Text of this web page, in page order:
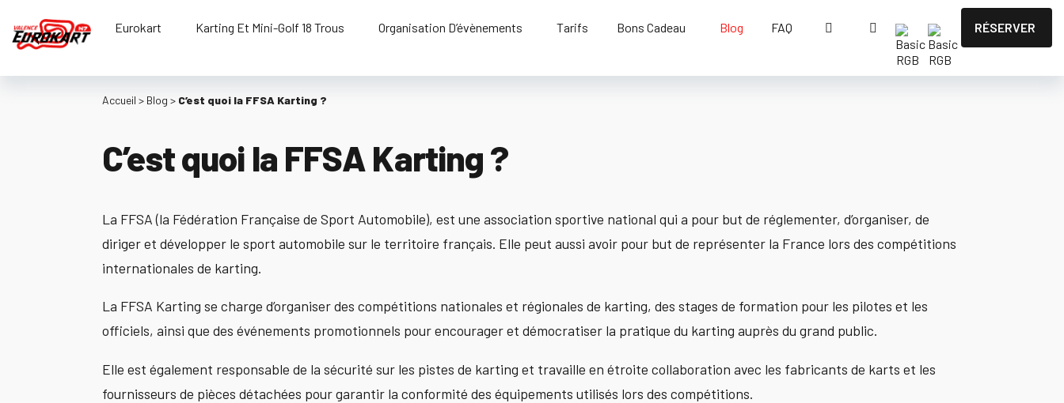
contenu Eurokart Karting Et Mini-Golf 18 Trous Organisation D’évènements Tarifs Bons Cadeau Blog FAQ RÉSERVER
Accueil > Blog > C’est quoi la FFSA Karting ?
C’est quoi la FFSA Karting ?
La FFSA (la Fédération Française de Sport Automobile), est une association sportive national qui a pour but de réglementer, d’organiser, de
diriger et développer le sport automobile sur le territoire français. Elle peut aussi avoir pour but de représenter la France lors des compétitions
internationales de karting.
La FFSA Karting se charge d’organiser des compétitions nationales et régionales de karting, des stages de formation pour les pilotes et les
officiels, ainsi que des événements promotionnels pour encourager et démocratiser la pratique du karting auprès du grand public.
Elle est également responsable de la sécurité sur les pistes de karting et travaille en étroite collaboration avec les fabricants de karts et les
fournisseurs de pièces détachées pour garantir la conformité des équipements utilisés lors des compétitions.